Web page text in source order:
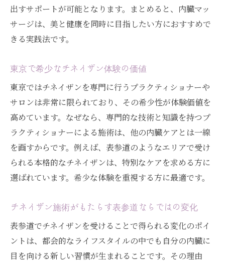
チネイザン施術の具体的な流れと実感
固いお腹やへそ周りケアにチネイザンが有
効な理由
ト
表参道で人気の内臓ケアがもたらす変化とは
表参道で注目の内臓ケアと健康効果の実際
チネイザン施術で実感する心身の変化
人気の内臓マッサージが選ばれる理由
腸もみサロンでは得られないチネイザン体
る影響
東京で話題のチネイザン最新トレンド紹介
自然な方法で夏の疲れをケアするチネイザン活
用術
出すサポートが可能となります。まとめると、内臓マッ
サージは、美と健康を同時に目指したい方におすすめで
きる実践法です。
東京で希少なチネイザン体験の価値
東京ではチネイザンを専門に行うプラクティショナーや
サロンは非常に限られており、その希少性が体験価値を
高めています。なぜなら、専門的な技術と知識を持つプ
ラクティショナーによる施術は、他の内臓ケアとは一線
を画すからです。例えば、表参道のようなエリアで受け
られる本格的なチネイザンは、特別なケアを求める方に
選ばれています。希少な体験を重視する方に最適です。
チネイザン施術がもたらす表参道ならではの変化
表参道でチネイザンを受けることで得られる変化のポイ
ントは、都会的なライフスタイルの中でも自分の内臓に
目を向ける新しい習慣が生まれることです。その理由